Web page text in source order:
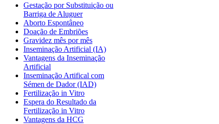
Gestação por Substituição ou
Barriga de Aluguer
Aborto Espontâneo
Doação de Embriões
Gravidez mês por mês
Inseminação Artificial (IA)
Vantagens da Inseminação
Artificial
Inseminação Artifical com
Sémen de Dador (IAD)
Fertilização in Vitro
Espera do Resultado da
Fertilização in Vitro
Vantagens da HCG